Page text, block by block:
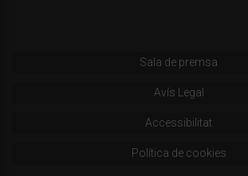
Sala de premsa
Avís Legal
Accessibilitat
Política de cookies